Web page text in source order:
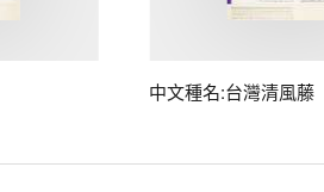
中文種名:台灣清風藤